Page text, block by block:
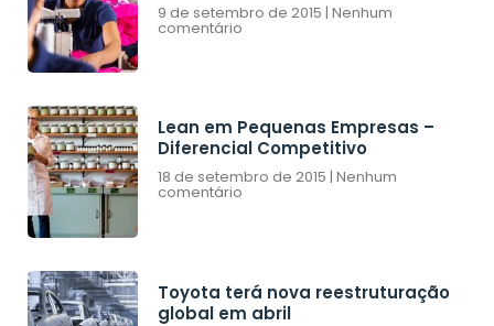
9 de setembro de 2015 Nenhum
comentário
Lean em Pequenas Empresas –
Diferencial Competitivo
18 de setembro de 2015 Nenhum
comentário
Toyota terá nova reestruturação
global em abril